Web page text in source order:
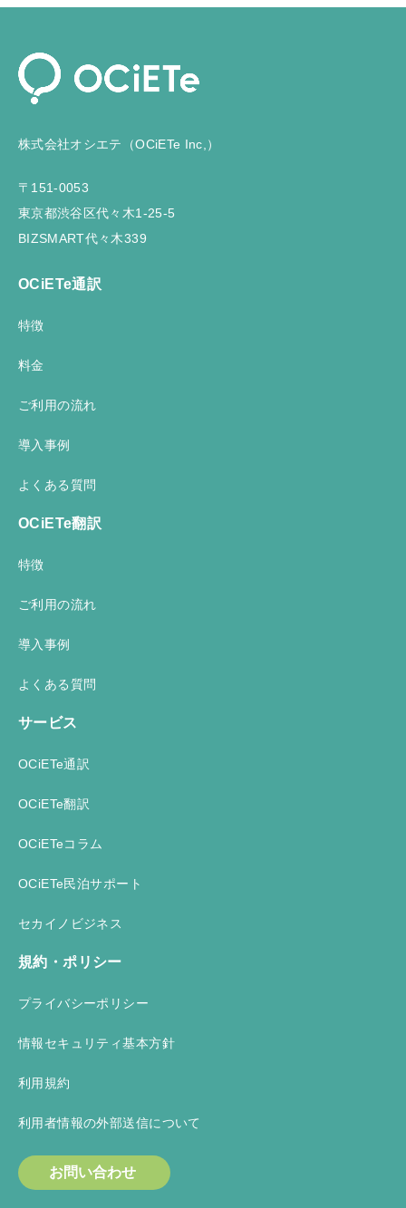
株式会社オシエテ（OCiETe Inc,）
〒151-0053
東京都渋谷区代々木1-25-5
BIZSMART代々木339
OCiETe通訳
特徴
料金
ご利用の流れ
導入事例
よくある質問
OCiETe翻訳
特徴
ご利用の流れ
導入事例
よくある質問
サービス
OCiETe通訳
OCiETe翻訳
OCiETeコラム
OCiETe民泊サポート
セカイノビジネス
規約・ポリシー
プライバシーポリシー
情報セキュリティ基本方針
利用規約
利用者情報の外部送信について
お問い合わせ